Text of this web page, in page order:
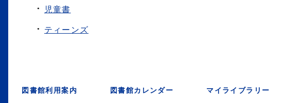
児童書
ティーンズ
図書館利用案内 図書館カレンダー マイライブラリー